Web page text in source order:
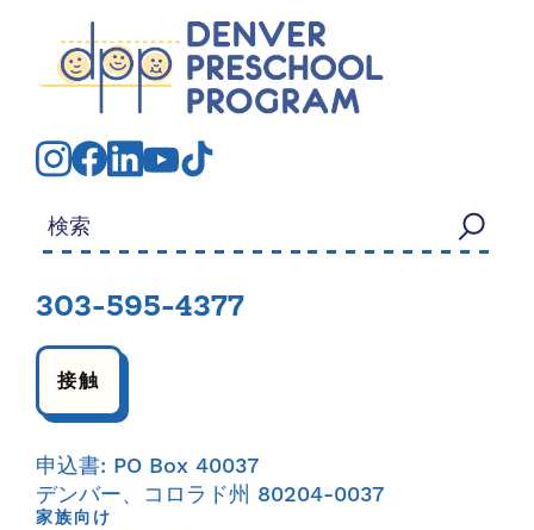
検索する：
303-595-4377
接触
申込書: PO Box 40037
デンバー、コロラド州 80204-0037
家族向け